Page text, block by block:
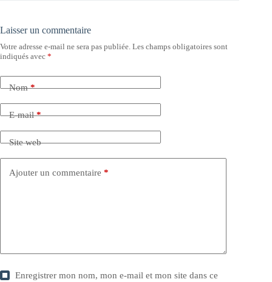
Laisser un commentaire
Votre adresse e-mail ne sera pas publiée. Les champs obligatoires sont
indiqués avec *
Nom*
E-mail*
Site web
Ajouter un commentaire *
Enregistrer mon nom, mon e-mail et mon site dans ce